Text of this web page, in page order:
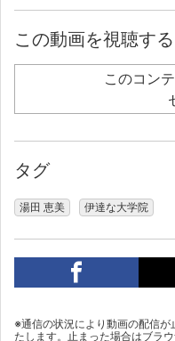
この動画を視聴す
このコン
タグ
湯田 恵美 伊達な大学院
※通信の状況により動画の配信
たします。止まった場合はブラ